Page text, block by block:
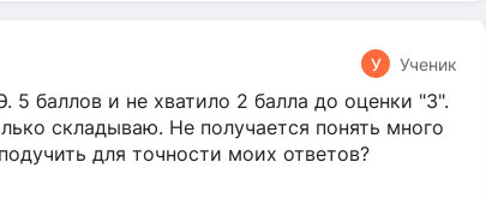
У Ученик
5 баллов и не хватило 2 балла до оценки "3".
складываю. Не получается понять много
для точности моих ответов?